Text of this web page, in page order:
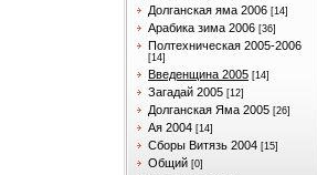
Долганская яма 2006 [14]
Арабика зима 2006 [36]
Полтехническая 2005-2006
[14]
Введенщина 2005 [14]
Загадай 2005 [12]
Долганская Яма 2005 [26]
Ая 2004 [14]
Сборы Витязь 2004 [15]
Общий [0]